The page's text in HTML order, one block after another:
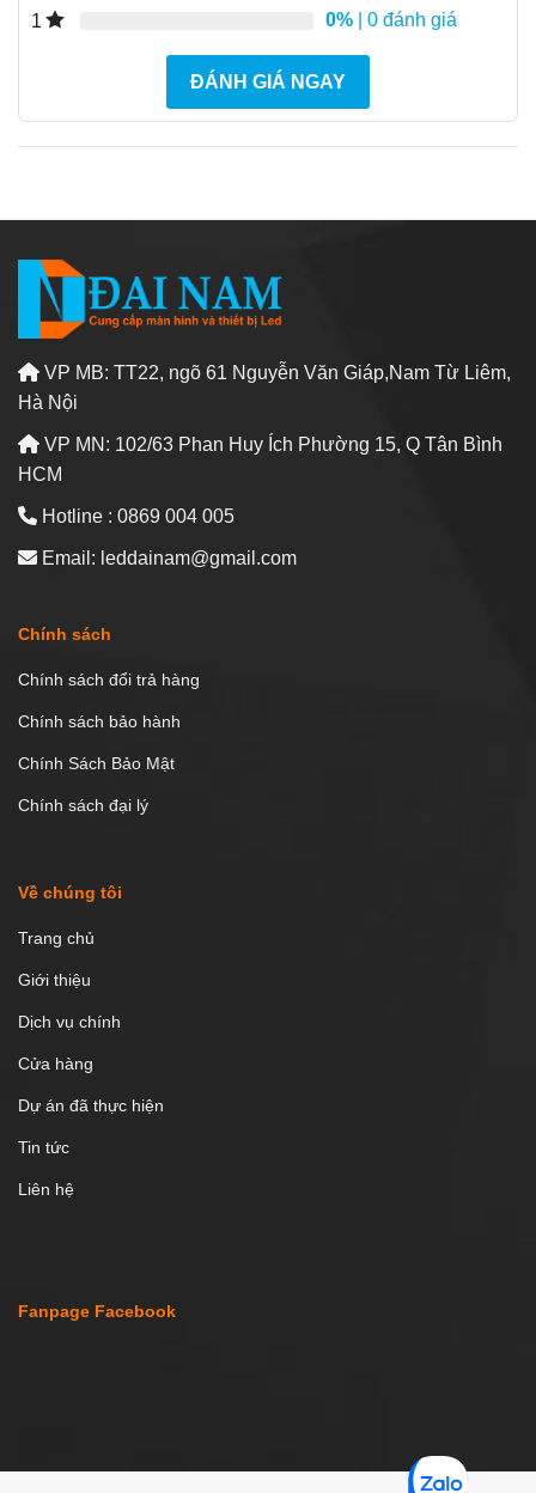
1
0% | 0 đánh giá
ĐÁNH GIÁ NGAY
VP MB: TT22, ngõ 61 Nguyễn Văn Giáp,Nam Từ Liêm,
Hà Nội
VP MN: 102/63 Phan Huy Ích Phường 15, Q Tân Bình
HCM
Hotline : 0869 004 005
Email: leddainam@gmail.com
Chính sách
Chính sách đổi trả hàng
Chính sách bảo hành
Chính Sách Bảo Mật
Chính sách đại lý
Về chúng tôi
Trang chủ
Giới thiệu
Dịch vụ chính
Cửa hàng
Dự án đã thực hiện
Tin tức
Liên hệ
Fanpage Facebook